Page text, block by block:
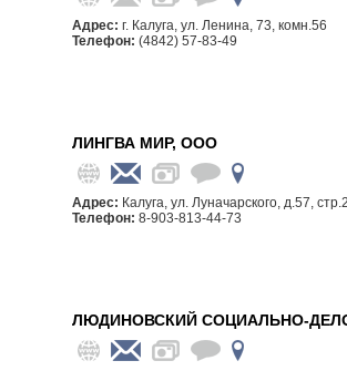
Адрес: г. Калуга, ул. Ленина, 73, комн.56
Телефон: (4842) 57-83-49
ЛИНГВА МИР, ООО
Адрес: Калуга, ул. Луначарского, д.57,
Телефон: 8-903-813-44-73
ЛЮДИНОВСКИЙ СОЦИАЛЬНО-